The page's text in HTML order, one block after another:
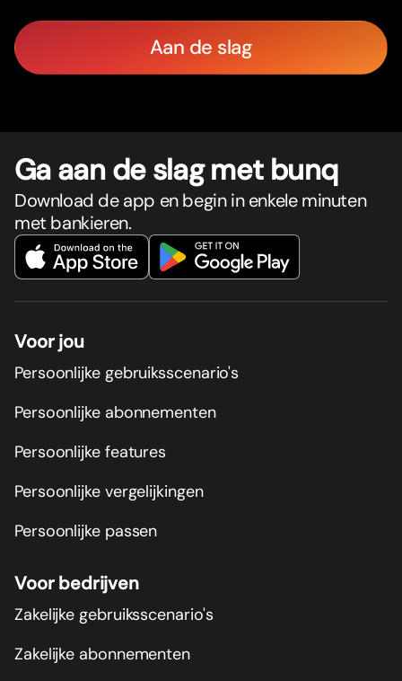
Aan de slag
Ga aan de slag met bunq
Download de app en begin in enkele minuten
met bankieren.
Voor jou
Persoonlijke gebruiksscenario's
Persoonlijke abonnementen
Persoonlijke features
Persoonlijke vergelijkingen
Persoonlijke passen
Voor bedrijven
Zakelijke gebruiksscenario's
Zakelijke abonnementen